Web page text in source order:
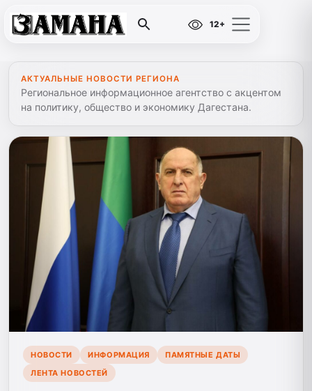
12+
АКТУАЛЬНЫЕ НОВОСТИ РЕГИОНА
Региональное информационное агентство с акцентом
на политику, общество и экономику Дагестана.
НОВОСТИ ИНФОРМАЦИЯ
ПАМЯТНЫЕ ДАТЫ
ЛЕНТА НОВОСТЕЙ